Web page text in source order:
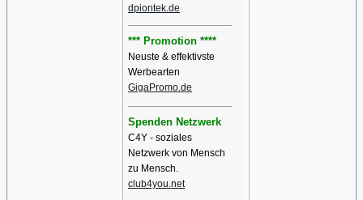
dpiontek.de
*** Promotion ****
Neuste & effektivste
Werbearten
GigaPromo.de
Spenden Netzwerk
C4Y - soziales
Netzwerk von Mensch
zu Mensch.
club4you.net